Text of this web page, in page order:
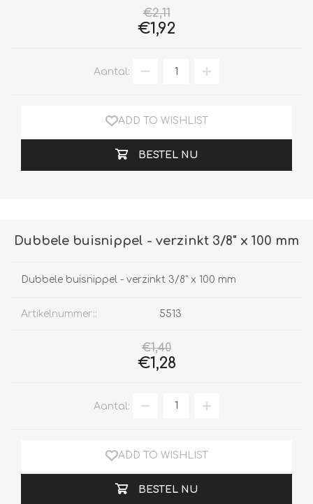
€2,11
€1,92
Aantal:
ADD TO WISHLIST
BESTEL NU
Dubbele buisnippel - verzinkt 3/8" x 100 mm
Dubbele buisnippel - verzinkt 3/8" x 100 mm
Artikelnummer:: 5513
€1,40
€1,28
Aantal:
ADD TO WISHLIST
BESTEL NU